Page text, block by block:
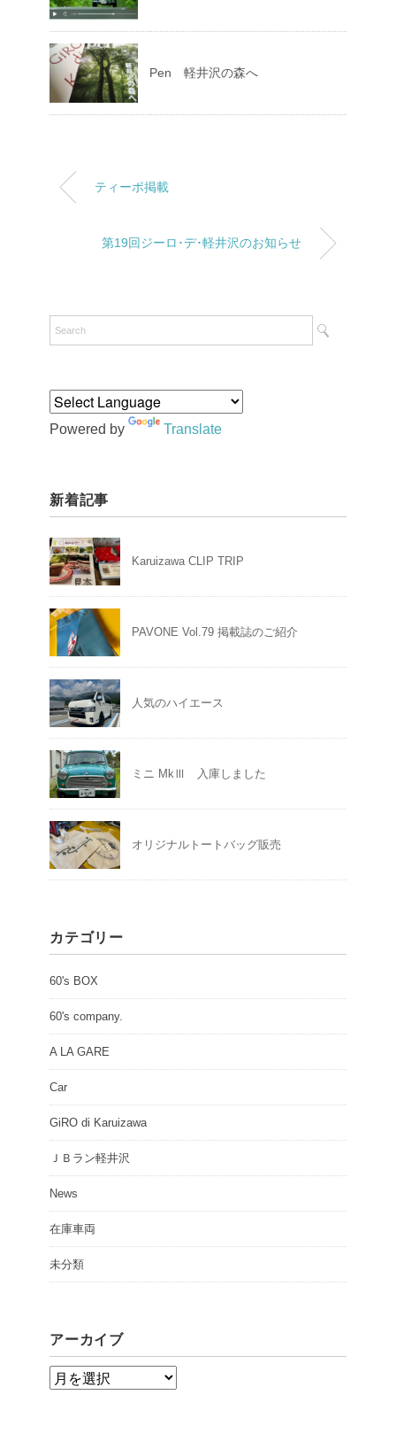
Pen 軽井沢の森へ
ティーポ掲載
第19回ジーロ･デ･軽井沢のお知らせ
Powered by Translate
新着記事
Karuizawa CLIP TRIP
PAVONE Vol.79 掲載誌のご紹介
人気のハイエース
ミニ MkⅢ 入庫しました
オリジナルトートバッグ販売
カテゴリー
60's BOX
60's company.
A LA GARE
Car
GiRO di Karuizawa
ＪＢラン軽井沢
News
在庫車両
未分類
アーカイブ
ア